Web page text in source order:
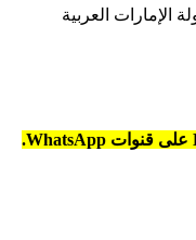
الإمارات العربية